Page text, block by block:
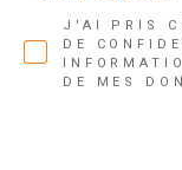
J'AI PRIS
DE
DE MES